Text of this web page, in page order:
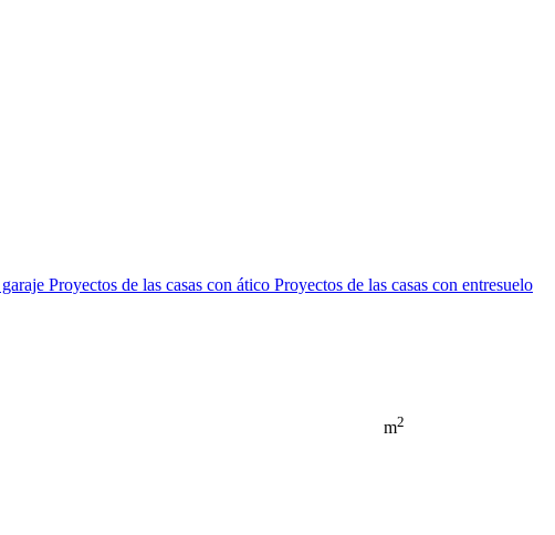
Proyectos de las casas con ático Proyectos de las casas con entresuelo
m2